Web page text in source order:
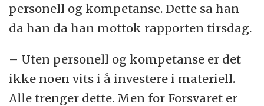
personell og kompetanse. Dette sa han
da han da han mottok rapporten tirsdag.
– Uten personell og kompetanse er det
ikke noen vits i å investere i materiell.
Alle trenger dette. Men for Forsvaret er